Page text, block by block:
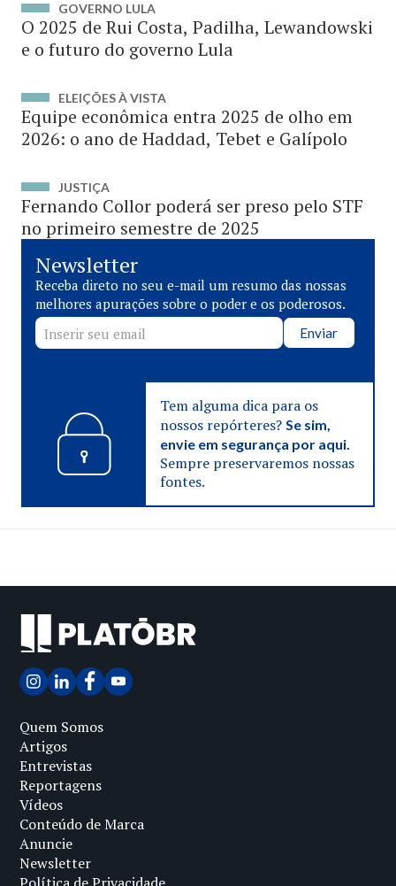
GOVERNO LULA
O 2025 de Rui Costa, Padilha, Lewandowski
e o futuro do governo Lula
ELEIÇÕES À VISTA
Equipe econômica entra 2025 de olho em
2026: o ano de Haddad, Tebet e Galípolo
JUSTIÇA
Fernando Collor poderá ser preso pelo STF
no primeiro semestre de 2025
Newsletter
Receba direto no seu e-mail um resumo das nossas
melhores apurações sobre o poder e os poderosos.
Enviar
Tem alguma dica para os
nossos repórteres? Se sim,
envie em segurança por aqui.
Sempre preservaremos nossas
fontes.
Quem Somos
Artigos
Entrevistas
Reportagens
Vídeos
Conteúdo de Marca
Anuncie
Newsletter